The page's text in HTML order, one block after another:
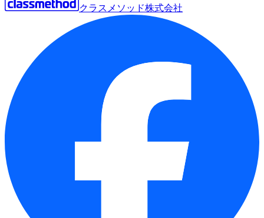
クラスメソッド株式会社